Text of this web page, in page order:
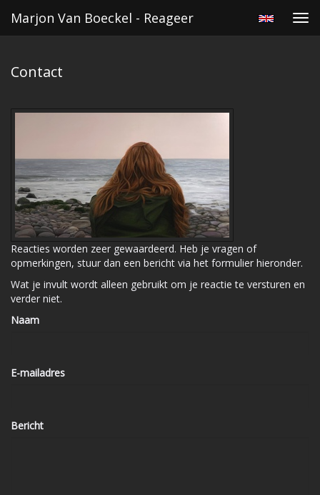
Marjon Van Boeckel - Reageer
Contact
Reacties worden zeer gewaardeerd. Heb je vragen of
opmerkingen, stuur dan een bericht via het formulier hieronder.
Wat je invult wordt alleen gebruikt om je reactie te versturen en
verder niet.
Naam
E-mailadres
Bericht